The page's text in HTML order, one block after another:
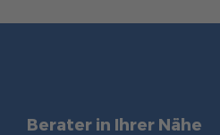
Berater in Ihrer Nähe